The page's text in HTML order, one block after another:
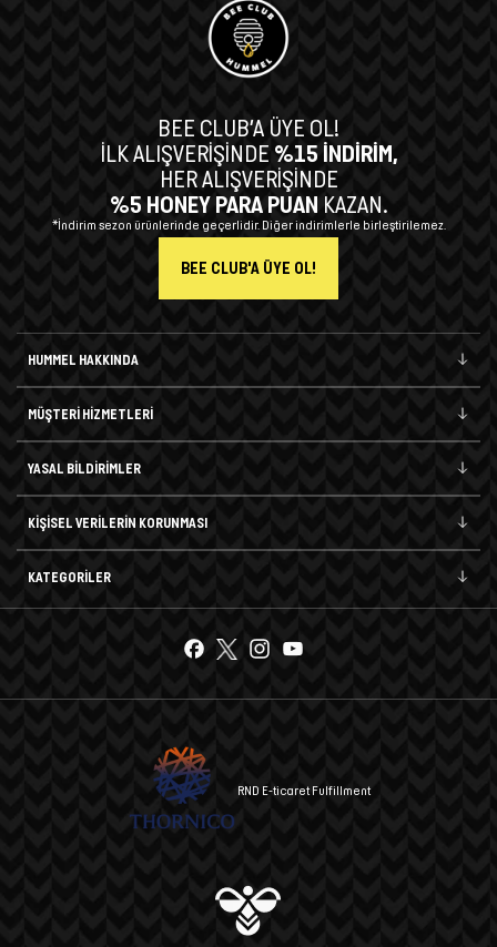
HUMMEL HAKKINDA
MÜŞTERİ HİZMETLERİ
YASAL BİLDİRİMLER
KİŞİSEL VERİLERİN KORUNMASI
KATEGORİLER
BEE CLUB’A ÜYE OL!
İLK ALIŞVERİŞİNDE %15 İNDİRİM,
HER ALIŞVERİŞİNDE
%5 HONEY PARA PUAN KAZAN.
*İndirim sezon ürünlerinde geçerlidir. Diğer indirimlerle birleştirilemez.
BEE CLUB'A ÜYE OL!
RND E-ticaret Fulfillment